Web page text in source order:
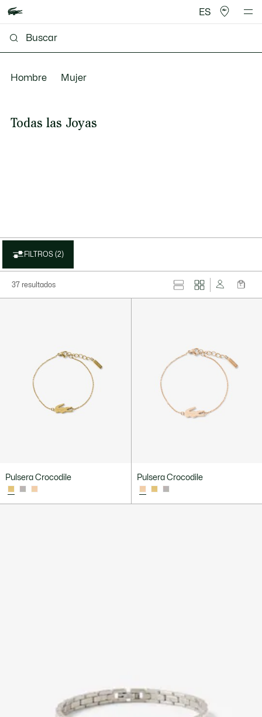
ES
Hombre Mujer
Todas las Joyas
FILTROS (2)
37 resultados
Pulsera Crocodile Pulsera Crocodile